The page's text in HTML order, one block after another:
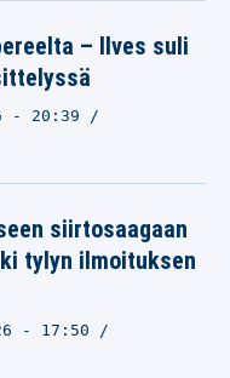
– Ilves suli
- 20:39
siirtosaagaan
tylyn ilmoituksen
- 17:50